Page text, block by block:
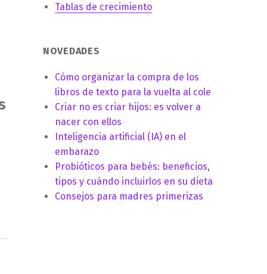
Tablas de crecimiento
NOVEDADES
Cómo organizar la compra de los
libros de texto para la vuelta al cole
Criar no es criar hijos: es volver a
nacer con ellos
Inteligencia artificial (IA) en el
embarazo
Probióticos para bebés: beneficios,
tipos y cuándo incluirlos en su dieta
Consejos para madres primerizas